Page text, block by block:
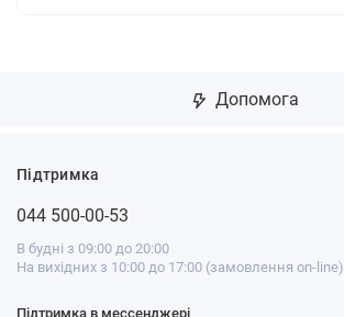
Допомога
Підтримка
044 500-00-53
В будні з 09:00 до 20:00
На вихідних з 10:00 до 17:00 (замовлення on-line)
Підтримка в мессенджері